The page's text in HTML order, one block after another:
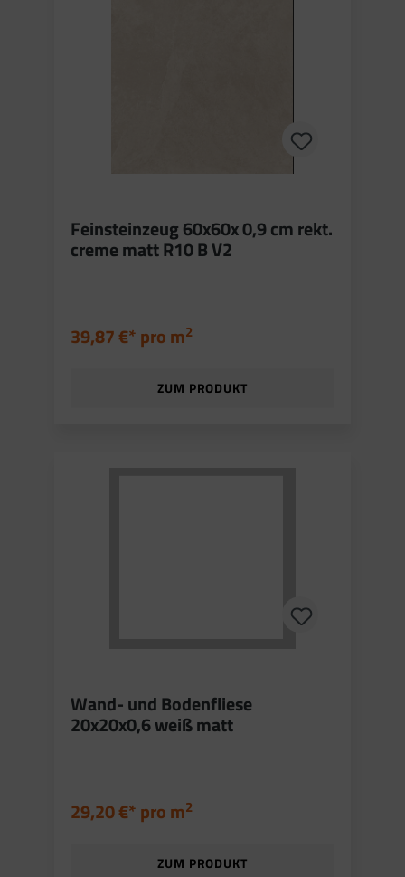
Feinsteinzeug 60x60x 0,9 cm rekt.
creme matt R10 B V2
39,87 €* pro m2
ZUM PRODUKT
Wand- und Bodenfliese
20x20x0,6 weiß matt
29,20 €* pro m2
ZUM PRODUKT